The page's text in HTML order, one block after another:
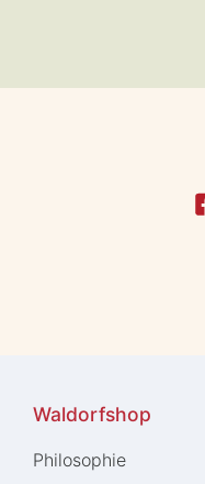
Waldorfshop
Philosophie